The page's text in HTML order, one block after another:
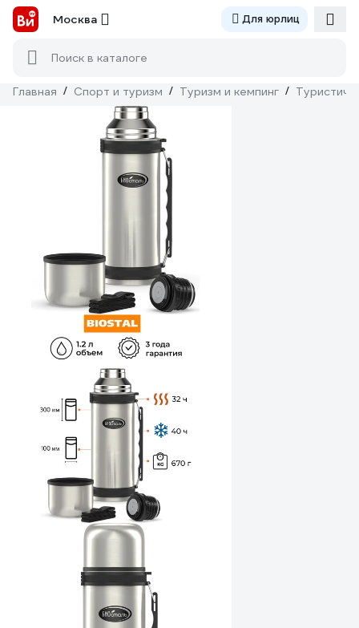
Москва Для юрлиц
Поиск в каталоге
Главная / Спорт и туризм / Туризм и кемпинг /